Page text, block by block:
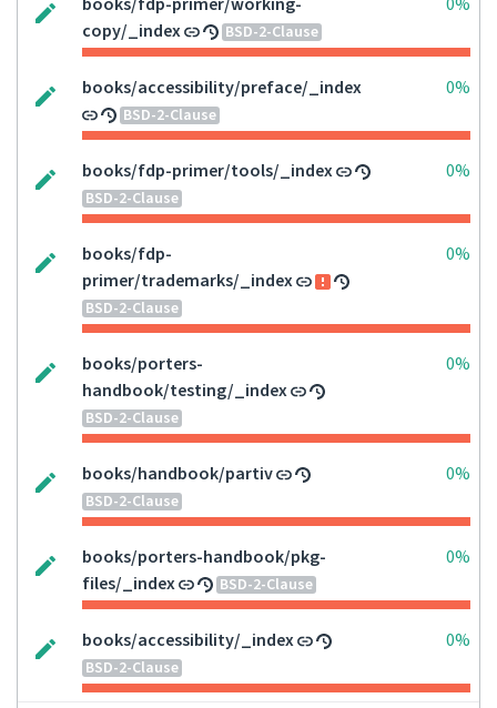
copy/_index
BSD-2-Clause
books/accessibility/preface/_index
BSD-2-Clause
0%
books/fdp-primer/tools/_index
BSD-2-Clause
0%
books/fdp-
primer/trademarks/_index
BSD-2-Clause
0%
books/porters-
handbook/testing/_index
BSD-2-Clause
0%
books/handbook/partiv
BSD-2-Clause
0%
books/porters-handbook/pkg-
files/_index
BSD-2-Clause
0%
books/accessibility/_index
BSD-2-Clause
0%